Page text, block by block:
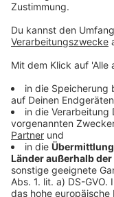
kann. Serviert in
oder wie Nelson
schmeckt!"
Nelson Müller live
Terminen.
Anzeige